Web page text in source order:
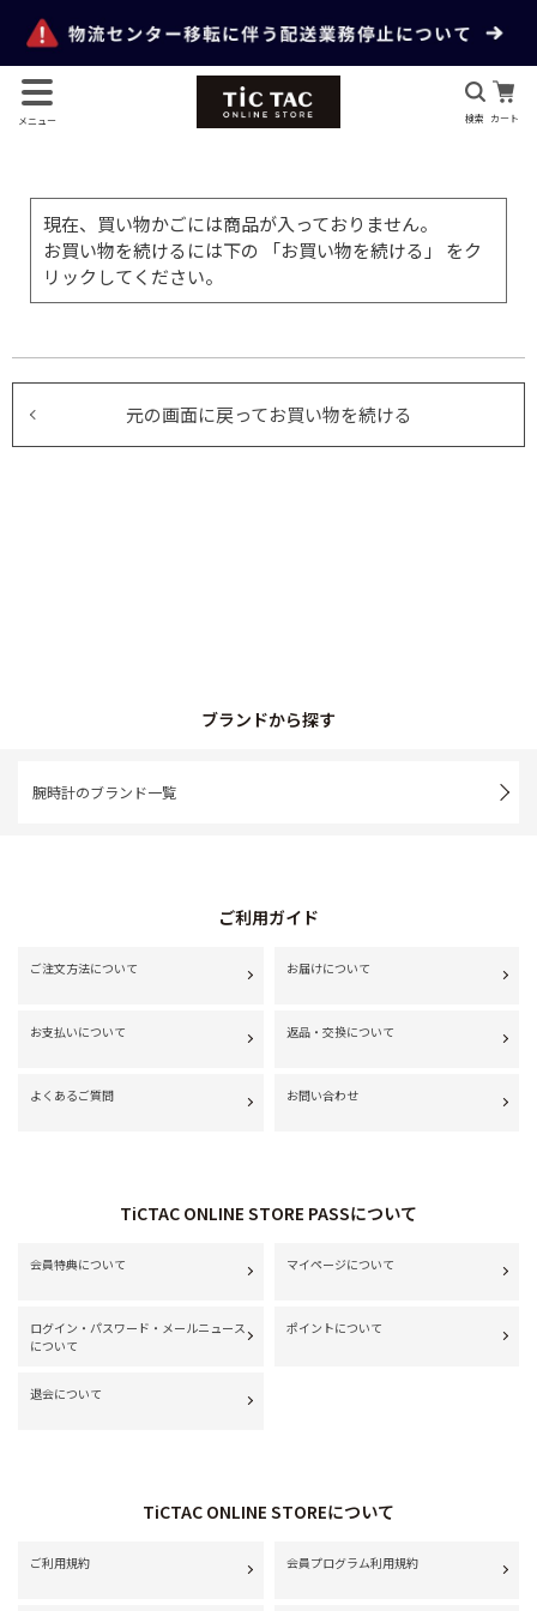
メニュー 検索 カート
現在、買い物かごには商品が入っておりません。
お買い物を続けるには下の 「お買い物を続ける」 をク
リックしてください。
元の画面に戻ってお買い物を続ける
ブランドから探す
腕時計のブランド一覧
ご利用ガイド
ご注文方法について お届けについて
お支払いについて 返品・交換について
よくあるご質問 お問い合わせ
TiCTAC ONLINE STORE PASSについて
会員特典について マイページについて
ログイン・パスワード・メールニュース
について
ポイントについて
退会について
TiCTAC ONLINE STOREについて
ご利用規約 会員プログラム利用規約